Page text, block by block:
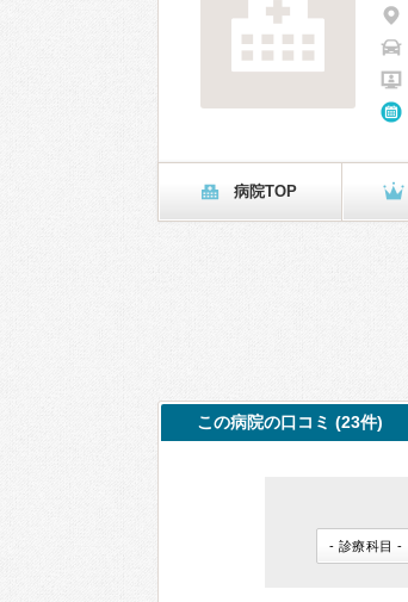
病院TOP
この病院の口コミ (23件)